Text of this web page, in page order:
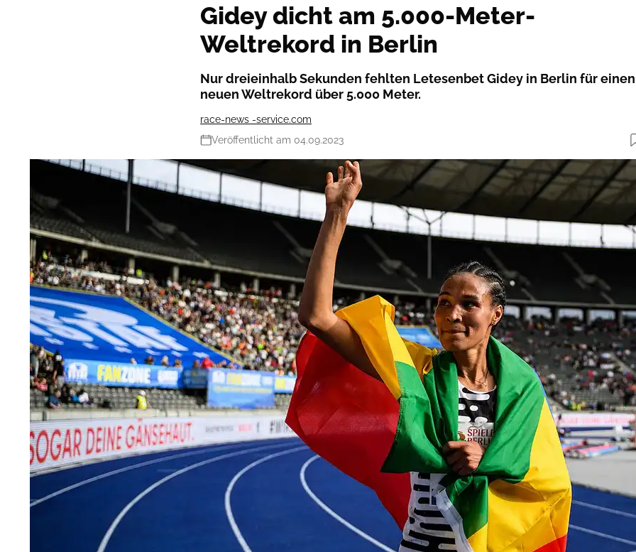
Gidey dicht am 5.000-Meter-
Weltrekord in Berlin
Nur dreieinhalb Sekunden fehlten Letesenbet Gidey in Berlin für einen
neuen Weltrekord über 5.000 Meter.
race-news -service.com
Veröffentlicht am 04.09.2023